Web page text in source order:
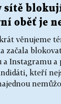
sítě
oběť je
věnujeme
začala
a Instagramu
kteří